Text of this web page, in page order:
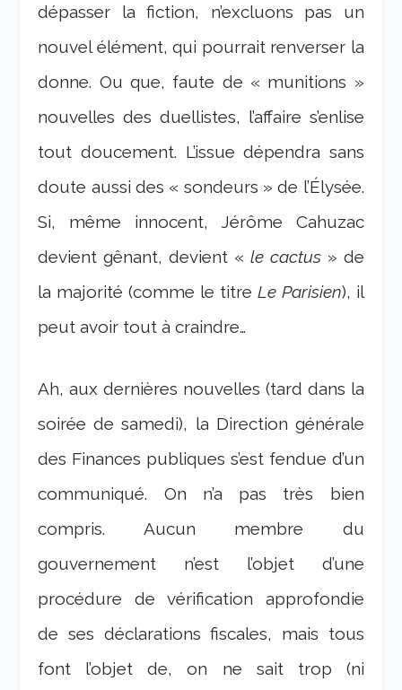
dépasser la fiction, n’excluons pas un
nouvel élément, qui pourrait renverser la
donne. Ou que, faute de « munitions »
nouvelles des duellistes, l’affaire s’enlise
tout doucement. L’issue dépendra sans
doute aussi des « sondeurs » de l’Élysée.
Si, même innocent, Jérôme Cahuzac
devient gênant, devient « le cactus» de
la majorité (comme le titre Le Parisien), il
peut avoir tout à craindre…
Ah, aux dernières nouvelles (tard dans la
soirée de samedi), la Direction générale
des Finances publiques s’est fendue d’un
communiqué. On n’a pas très bien
compris. Aucun membre du
gouvernement n’est l’objet d’une
procédure de vérification approfondie
de ses déclarations fiscales, mais tous
font l’objet de, on ne sait trop (ni